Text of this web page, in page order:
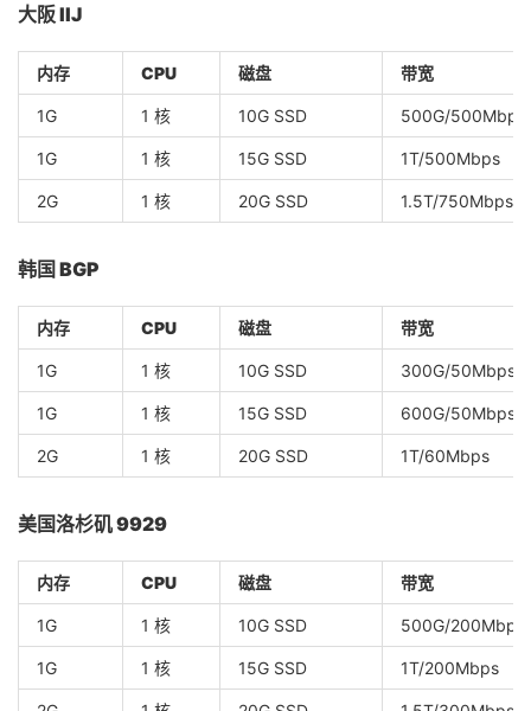
大阪 IIJ
内存 CPU 磁盘 带宽
1G 1 核 10G SSD 500G/500Mbps
1G 1 核 15G SSD 1T/500Mbps
2G 1 核 20G SSD 1.5T/750Mbps
韩国 BGP
内存 CPU 磁盘 带宽
1G 1 核 10G SSD 300G/50Mbps
1G 1 核 15G SSD 600G/50Mbps
2G 1 核 20G SSD 1T/60Mbps
美国洛杉矶 9929
内存 CPU 磁盘 带宽
1G 1 核 10G SSD 500G/200Mbps
1G 1 核 15G SSD 1T/200Mbps